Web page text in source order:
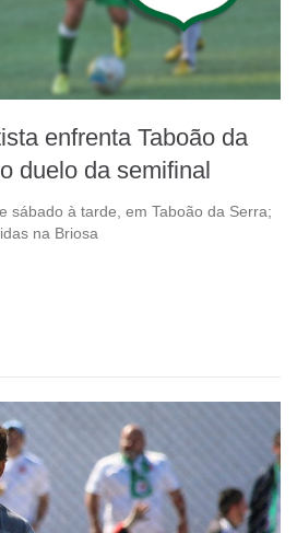
enfrenta Taboão da
duelo da semifinal
sábado à tarde, em Taboão da Serra;
na Briosa